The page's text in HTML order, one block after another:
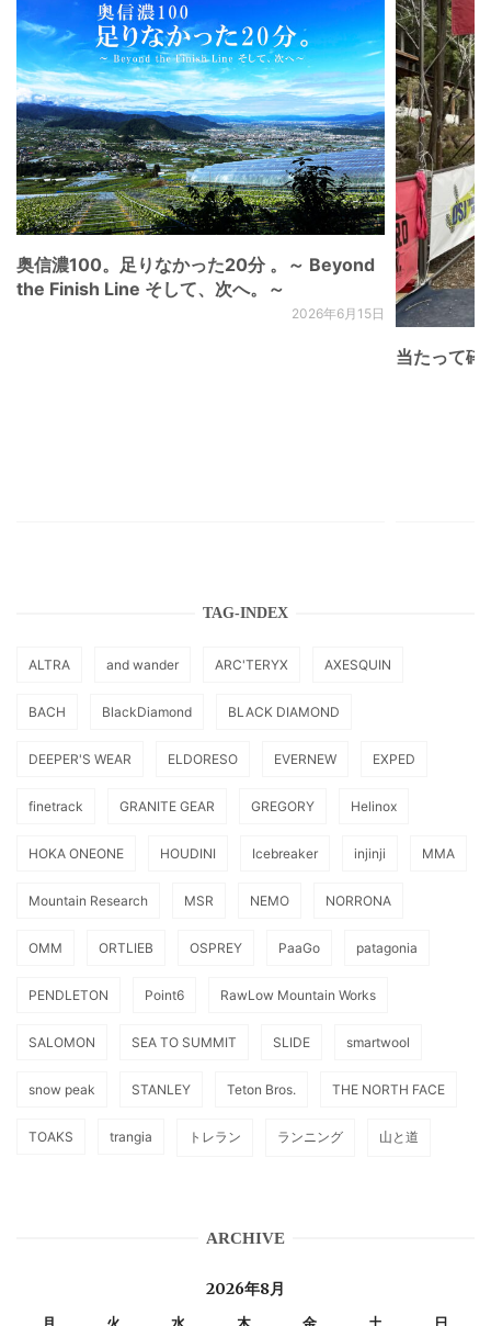
奥信濃100。足りなかった20分 。～ Beyond
the Finish Line そして、次へ。～
2026年6月15日
当たって砕
TAG-INDEX
ALTRA and wander ARC'TERYX AXESQUIN
BACH BlackDiamond BLACK DIAMOND
DEEPER'S WEAR ELDORESO EVERNEW EXPED
finetrack GRANITE GEAR GREGORY Helinox
HOKA ONEONE HOUDINI Icebreaker injinji MMA
Mountain Research MSR NEMO NORRONA
OMM ORTLIEB OSPREY PaaGo patagonia
PENDLETON Point6 RawLow Mountain Works
SALOMON SEA TO SUMMIT SLIDE smartwool
snow peak STANLEY Teton Bros. THE NORTH FACE
TOAKS trangia トレラン ランニング 山と道
ARCHIVE
2026年8月
月 火 水 木 金 土 日